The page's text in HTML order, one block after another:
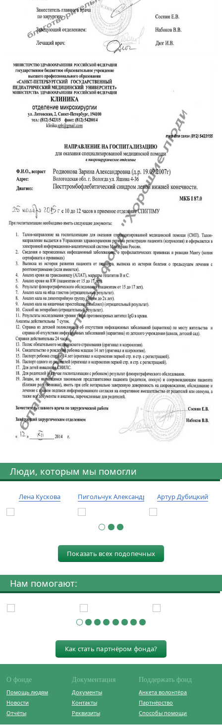
Люди, которым мы помогли
Лена Кускова Пигольчук Александр Артур Дубицкий
Показать всех подопечных
Нам помогают:
Как стать партнёром фонда?
О фонде
Помощь людям
Новости
Отчёты
Документация
Документы
Контакты
Реквизиты
Поддержать фонд
Анкета волонтёра
Партнёрство
Способы помощи